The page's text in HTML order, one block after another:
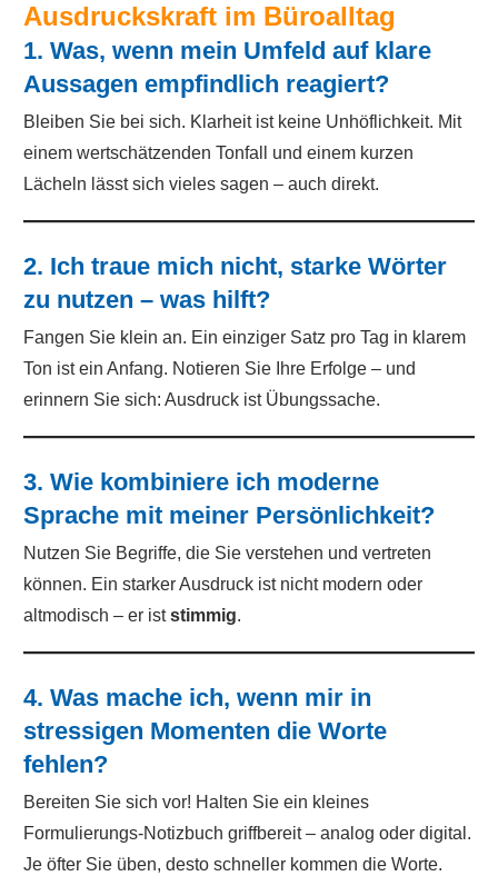
Ausdruckskraft im Büroalltag
1. Was, wenn mein Umfeld auf klare
Aussagen empfindlich reagiert?
Bleiben Sie bei sich. Klarheit ist keine Unhöflichkeit. Mit
einem wertschätzenden Tonfall und einem kurzen
Lächeln lässt sich vieles sagen – auch direkt.
2. Ich traue mich nicht, starke Wörter
zu nutzen – was hilft?
Fangen Sie klein an. Ein einziger Satz pro Tag in klarem
Ton ist ein Anfang. Notieren Sie Ihre Erfolge – und
erinnern Sie sich: Ausdruck ist Übungssache.
3. Wie kombiniere ich moderne
Sprache mit meiner Persönlichkeit?
Nutzen Sie Begriffe, die Sie verstehen und vertreten
können. Ein starker Ausdruck ist nicht modern oder
altmodisch – er iststimmig.
4. Was mache ich, wenn mir in
stressigen Momenten die Worte
fehlen?
Bereiten Sie sich vor! Halten Sie ein kleines
Formulierungs-Notizbuch griffbereit – analog oder digital.
Je öfter Sie üben, desto schneller kommen die Worte.